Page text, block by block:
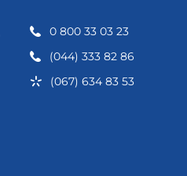
0 800 33 03 23
(044) 333 82 86
(067) 634 83 53